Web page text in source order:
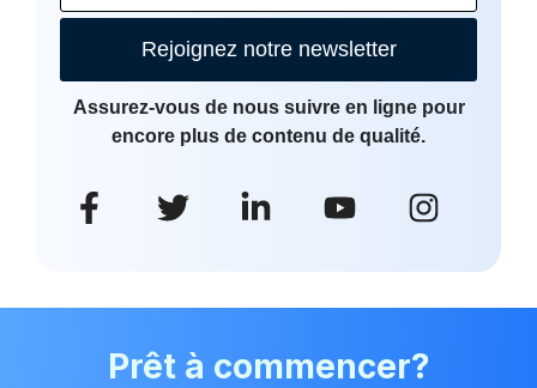
Rejoignez notre newsletter
Assurez-vous de nous suivre en ligne pour
encore plus de contenu de qualité.
Prêt à commencer?